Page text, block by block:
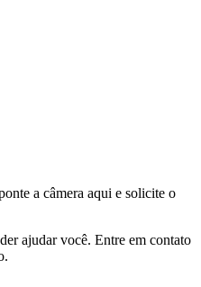
a câmera aqui e solicite o
ajudar você. Entre em contato